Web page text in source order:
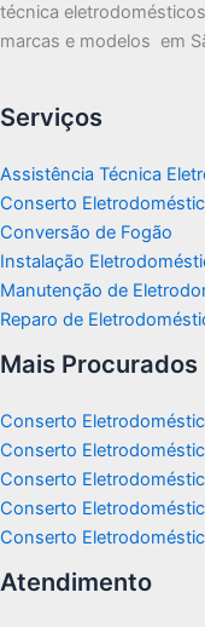
técnica
marcas e modelos em
Serviços
Assistência Técnica
Conserto
Conversão de Fogão
Instalação
Manutenção de
Reparo de
Mais Procurados
Conserto
Conserto
Conserto
Conserto
Conserto
Atendimento